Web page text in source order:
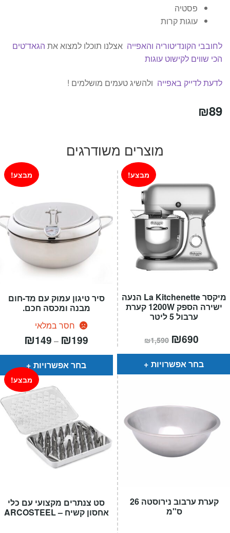
פסטיה
עוגות קרות
לחובבי הקונדיטוריה והאפייה אצלנו תוכלו למצוא את הגאד'טים
הכי שווים לקישוט עוגות
לדעת לדייק באפייה ולהשיג טעמים מושלמים !
₪89
מוצרים משודרגים
סיר טיגון עמוק עם מד-חום
מבנה ומכסה חכם.
חסר במלאי
מבצע!
₪149 – ₪199
⁦₪149⁩
בחר אפשרויות
מיקסר La Kitchenette הנעה
ישירה הספק 1200W קערת
ערבול 5 ליטר
מבצע!
₪1,590 המחיר
המקורי
היה:
₪1,590.
₪690
הוא:
בחר אפשרויות
סט צנתרים מקצועי עם כלי
אחסון קשיח – ARCOSTEEL
מבצע!
קערת ערבוב נירוסטה 26
ס"מ